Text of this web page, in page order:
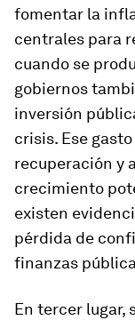
fomentar la
centrales para
cuando se
gobiernos
inversión
crisis. Ese
recuperación y
crecimiento
existen
pérdida de
finanzas
En tercer lugar,